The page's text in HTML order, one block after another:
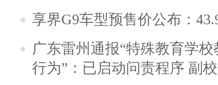
享界G9车型预售价公布：
广东雷州通报“特殊教育学
行为”：已启动问责程序 副